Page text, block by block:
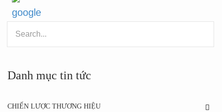
Danh mục tin tức
CHIẾN LƯỢC THƯƠNG HIỆU